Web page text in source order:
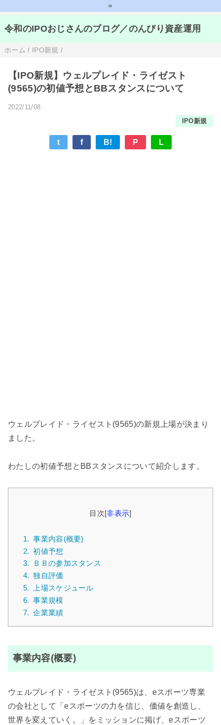
=
令和のIPOおじさんのブログ／のんびり資産運用
ホーム / IPO新規 /
【IPO新規】ウェルプレイド・ライゼスト
(9565)の初値予想とBBスタンスについて
2022/11/08
IPO新規
t f B! P L
ウェルプレイド・ライゼスト(9565)の新規上場が決まり
ました。
わたしの初値予想とBBスタンスについて紹介します。
目次[非表示]
1. 事業内容(概要)
2. 初値予想
3.
ＢＢの参加スタンス
4. 独自評価
5.
上場スケジュール
6. 事業規模
7. 企業業績
事業内容(概要)
ウェルプレイド・ライゼスト(9565)は、eスポーツ専業
の会社として「eスポーツの力を信じ、価値を創造し、
世界を変えていく。」をミッションに掲げ、eスポーツ